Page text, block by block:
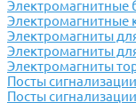
Электромагнитные
Электромагнитные
Электромагниты
Электромагниты
Электромагниты
Посты сигнализации
Посты